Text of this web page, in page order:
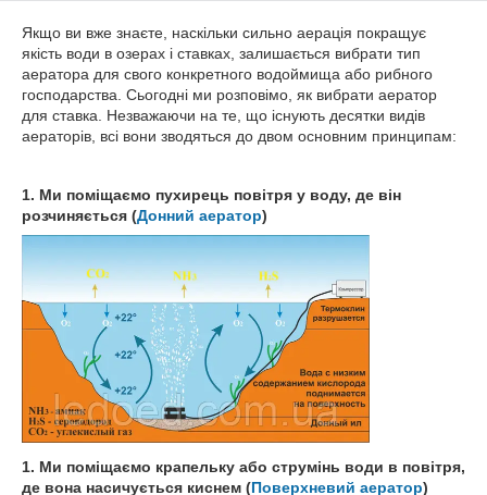
Якщо ви вже знаєте, наскільки сильно аерація покращує
якість води в озерах і ставках, залишається вибрати тип
аератора для свого конкретного водоймища або рибного
господарства. Сьогодні ми розповімо, як вибрати аератор
для ставка. Незважаючи на те, що існують десятки видів
аераторів, всі вони зводяться до двом основним принципам:
1. Ми поміщаємо пухирець повітря у воду, де він
розчиняється (Донний аератор)
1. Ми поміщаємо крапельку або струмінь води в повітря,
де вона насичується киснем (Поверхневий аератор)